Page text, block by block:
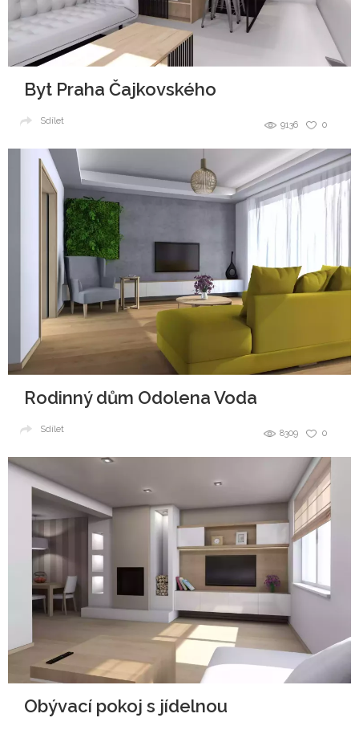
Byt Praha Čajkovského
0
9136
Sdílet
Rodinný dům Odolena Voda
0
8309
Sdílet
Obývací pokoj s jídelnou